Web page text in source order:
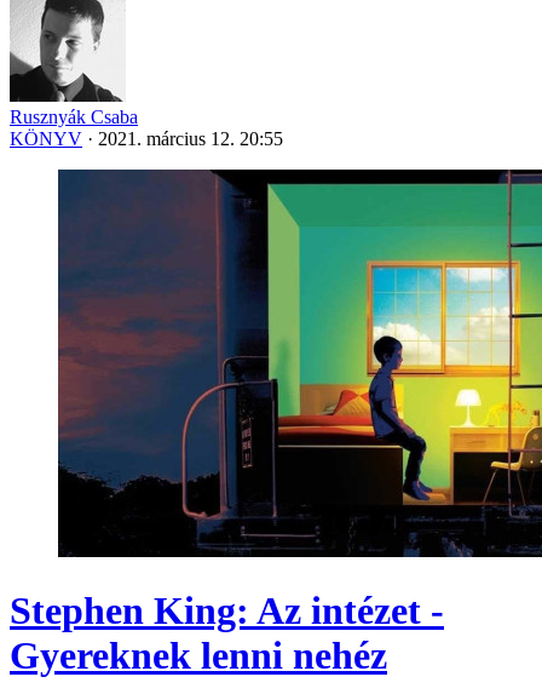
Rusznyák Csaba
KÖNYV · 2021. március 12. 20:55
Stephen King: Az intézet -
Gyereknek lenni nehéz